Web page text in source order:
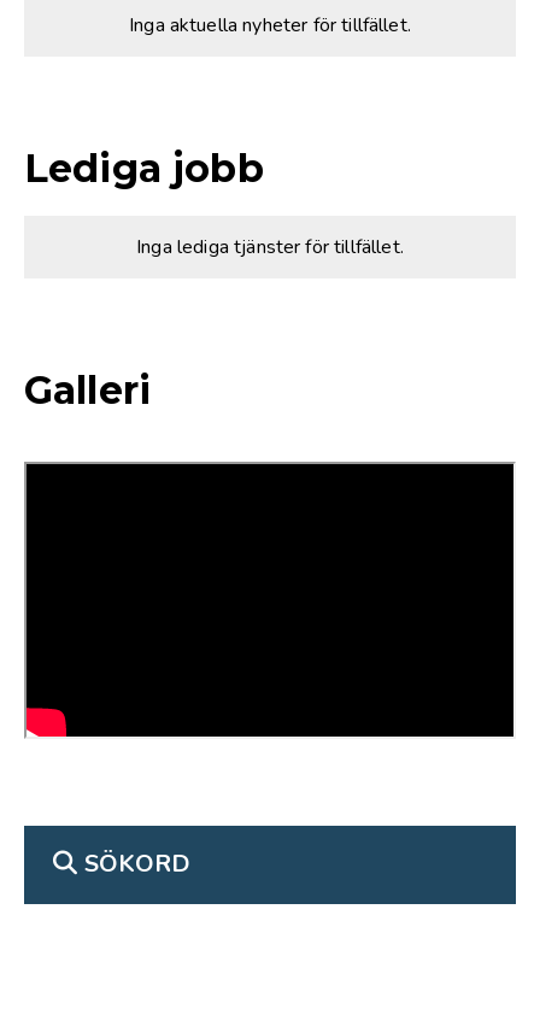
Inga aktuella nyheter för tillfället.
Lediga jobb
Inga lediga tjänster för tillfället.
Galleri
SÖKORD